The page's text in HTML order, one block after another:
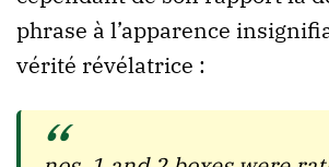
phrase à l’apparence
vérité révélatrice :